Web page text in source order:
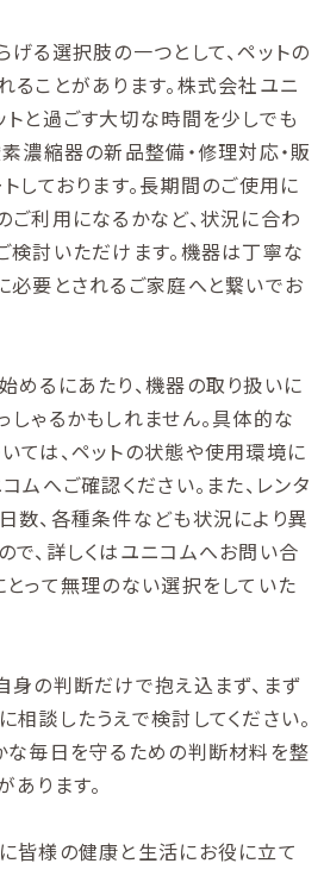
る選択肢の一つとして、ペットの
ることがあります。株式会社ユニ
トと過ごす大切な時間を少しでも
濃縮器の新品整備・修理対応・販
しております。長期間のご使用に
ご利用になるかなど、状況に合わ
検討いただけます。機器は丁寧な
必要とされるご家庭へと繋いでお
めるにあたり、機器の取り扱いに
ゃるかもしれません。具体的な
ては、ペットの状態や使用環境に
ムへご確認ください。また、レンタ
数、各種条件なども状況により異
で、詳しくはユニコムへお問い合
とって無理のない選択をしていた
身の判断だけで抱え込まず、まず
談したうえで検討してください。
な毎日を守るための判断材料を整
ります。
皆様の健康と生活にお役に立て